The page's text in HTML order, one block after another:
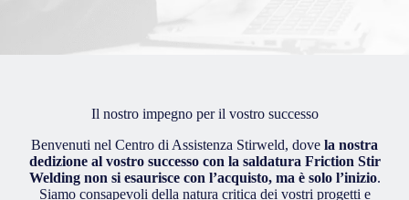
Il nostro impegno per il vostro successo
Benvenuti nel Centro di Assistenza Stirweld, dove la nostra
dedizione al vostro successo con la saldatura Friction Stir
Welding non si esaurisce con l’acquisto, ma è solo l’inizio.
Siamo consapevoli della natura critica dei vostri progetti e